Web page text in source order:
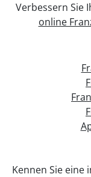
Verbessern Sie
online
Kennen Sie eine